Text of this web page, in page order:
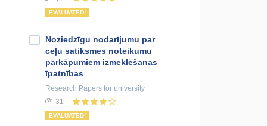
EVALUATED!
Noziedzīgu nodarījumu par
ceļu satiksmes noteikumu
pārkāpumiem izmeklēšanas
īpatnības
Research Papers for university
31
EVALUATED!